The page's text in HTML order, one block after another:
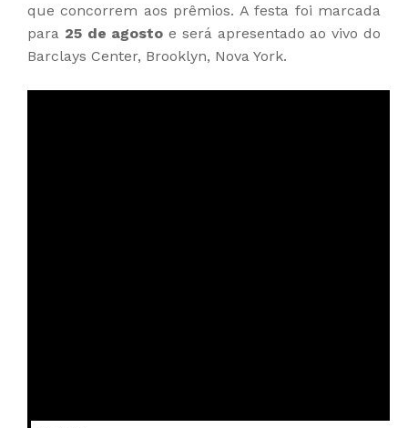
que concorrem aos prêmios. A festa foi marcada
para 25 de agosto e será apresentado ao vivo do
Barclays Center, Brooklyn, Nova York.